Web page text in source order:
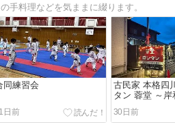
手料理などを気ままに綴ります。
同練習会
日前
古民家 本格四
タン 蓉堂 ～岸
30日前